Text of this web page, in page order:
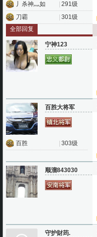
丿杀神灬如
291级
刀霸
301级
全部回复
宁神123
百胜大将军
百胜 303级
顺溜843030
守护財荺.